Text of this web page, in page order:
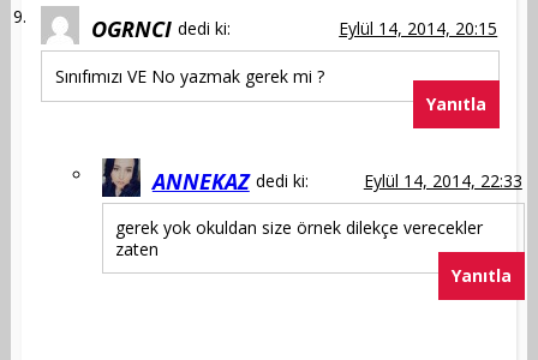
OGRNCI dedi ki: Eylül 14, 2014, 20:15
Sınıfımızı VE No yazmak gerek mi ?
Yanıtla
ANNEKAZ dedi ki: Eylül 14, 2014, 22:33
gerek yok okuldan size örnek dilekçe verecekler
zaten
Yanıtla